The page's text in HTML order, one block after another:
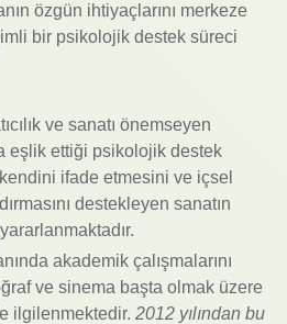
özgün ihtiyaçlarını merkeze
bir psikolojik destek süreci
ve sanatı önemseyen
eşlik ettiği psikolojik destek
ifade etmesini ve içsel
destekleyen sanatın
akademik çalışmalarını
ve sinema başta olmak üzere
ilgilenmektedir. 2012 yılından bu